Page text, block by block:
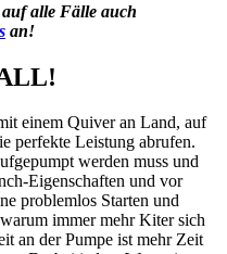
alle Fälle auch
an!
einem Quiver an Land, auf
perfekte Leistung abrufen.
werden muss und
Eigenschaften und vor
problemlos Starten und
immer mehr Kiter sich
an der Pumpe ist mehr Zeit